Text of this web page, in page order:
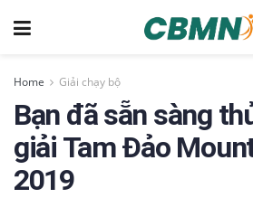
Home Giải chạy bộ
Bạn đã sẵn sàng
giải Tam Đảo
2019